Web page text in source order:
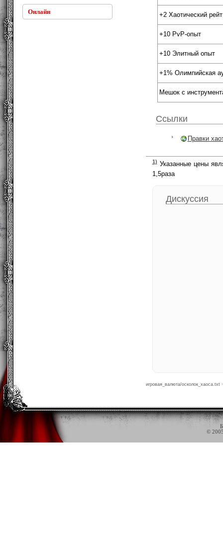
Онлайн +2 Хаотический
+10 PvP-опыт
+10 Элитный опыт
+1% Олимпийская
Мешок с
Ссылки
Правки
1)Указанные цены
1,5раза
Дискуссия
игровая_валюта/
©